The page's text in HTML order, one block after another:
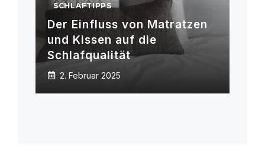
SCHLAFTIPPS
Der Einfluss von Matratzen
und Kissen auf die
Schlafqualität
2. Februar 2025